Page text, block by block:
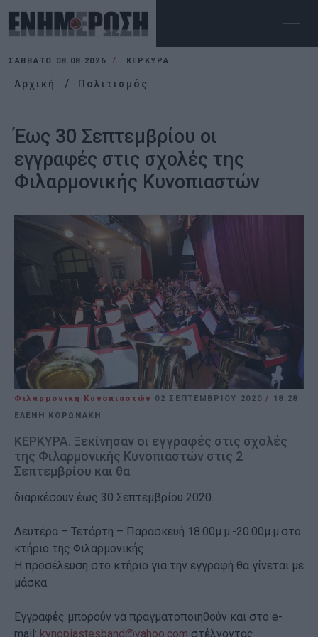
ΣΆΒΒΑΤΟ 08.08.2026 ΚΕΡΚΥΡΑ
Αρχική Πολιτισμός
Έως 30 Σεπτεμβρίου οι
εγγραφές στις σχολές της
Φιλαρμονικής Κυνοπιαστών
Φιλαρμονική Κυνοπιαστών 02 ΣΕΠΤΕΜΒΡΊΟΥ 2020/
18:28
ΕΛΈΝΗ ΚΟΡΩΝΆΚΗ
ΚΕΡΚΥΡΑ. Ξεκίνησαν οι εγγραφές στις σχολές
της Φιλαρμονικής Κυνοπιαστών στις 2
Σεπτεμβρίου και θα
διαρκέσουν έως 30 Σεπτεμβρίου 2020.
Δευτέρα – Τετάρτη – Παρασκευή 18.00μ.μ.-20.00μ.μ.στο
κτήριο της Φιλαρμονικής.
Η προσέλευση στο κτήριο για την εγγραφή θα γίνεται με
μάσκα.
Εγγραφές μπορούν να πραγματοποιηθούν και στο e-
mail: kynopiastesband@yahoo.com στέλνοντας